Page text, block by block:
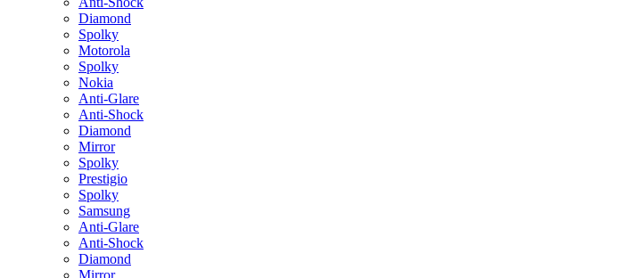
Diamond
Spolky
Motorola
Spolky
Nokia
Anti-Glare
Anti-Shock
Diamond
Mirror
Spolky
Prestigio
Spolky
Samsung
Anti-Glare
Anti-Shock
Diamond